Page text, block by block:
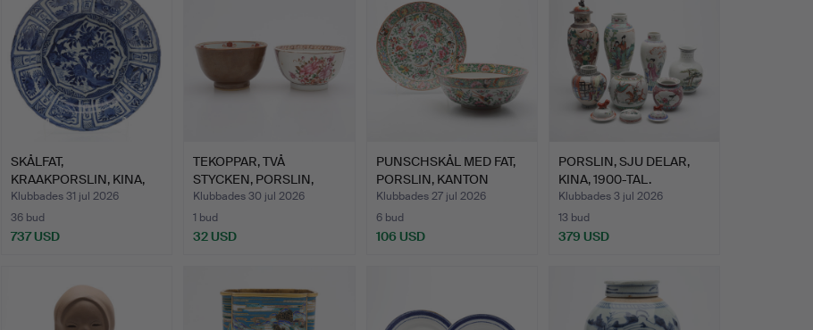
SKÅLFAT,
KRAAKPORSLIN, KINA,
MINGDYNASTIN,…
Klubbades 31 jul 2026
36 bud
737 USD
TEKOPPAR, TVÅ
STYCKEN, PORSLIN,
KINA, 1700…
Klubbades 30 jul 2026
1 bud
32 USD
PUNSCHSKÅL MED FAT,
PORSLIN, KANTON
ROSE, …
Klubbades 27 jul 2026
6 bud
106 USD
PORSLIN, SJU DELAR,
KINA, 1900-TAL.
Klubbades 3 jul 2026
13 bud
379 USD